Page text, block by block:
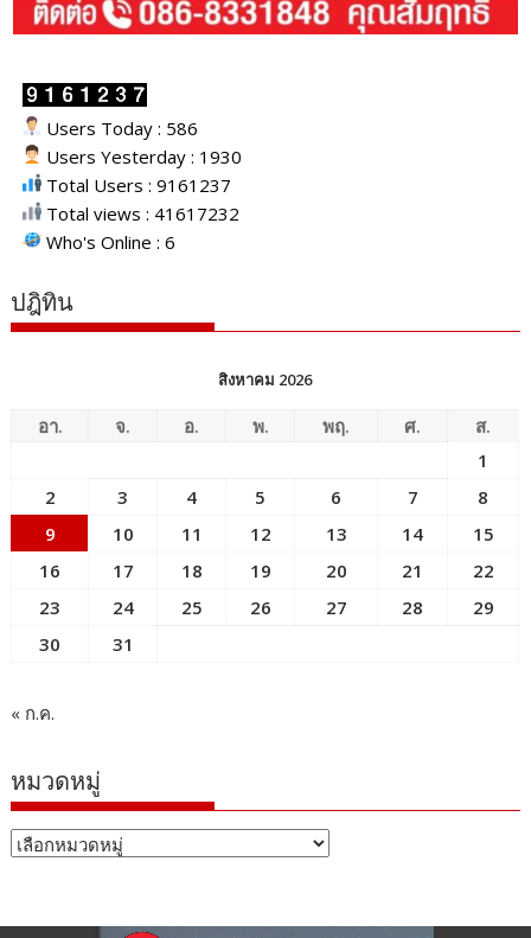
Users Today : 586
Users Yesterday : 1930
Total Users : 9161237
Total views : 41617232
Who's Online : 6
ปฎิทิน
สิงหาคม 2026
อา. จ. อ. พ. พฤ. ศ.
ส.
1
2
3 4 5 6 7
8
9
10 11 12 13 14
15
16
17 18 19 20 21
22
23
24 25 26 27 28
29
30
31
« ก.ค.
หมวดหมู่
หมวด